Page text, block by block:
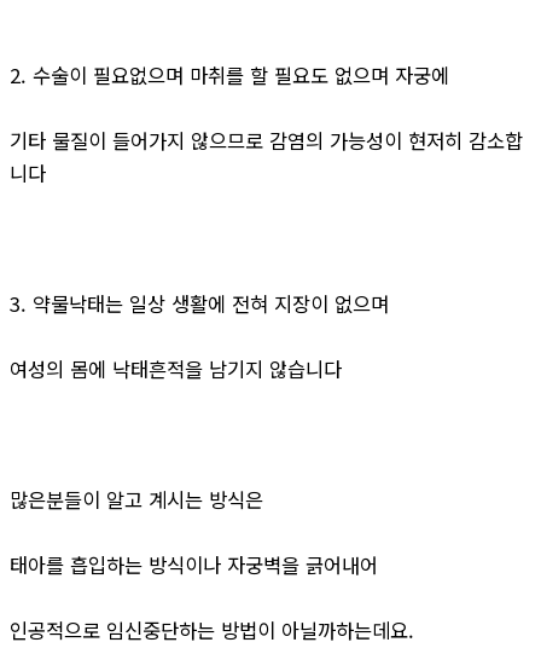
2. 수술이 필요없으며 마취를 할 필요도 없으며 자궁에
기타 물질이 들어가지 않으므로 감염의 가능성이 현저히 감소합
니다
3. 약물낙태는 일상 생활에 전혀 지장이 없으며
여성의 몸에 낙태흔적을 남기지 않습니다
많은분들이 알고 계시는 방식은
태아를 흡입하는 방식이나 자궁벽을 긁어내어
인공적으로 임신중단하는 방법이 아닐까하는데요.